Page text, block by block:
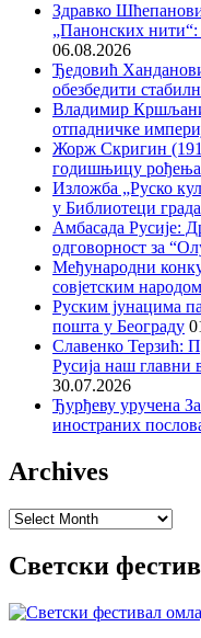
Здравко
„Панонских
06.08.2026
Ђедовић
обезбедити
Владимир
отпадничке
Жорж Скригин
годишњицу рођења
Изложба „Руско
у Библиотеци града
Амбасада Русије:
одговорност за
Међународни
совјетским
Руским јунацима
пошта у Београду
Славенко Терзић:
Русија наш главни
30.07.2026
Ђурђеву уручена
иностраних
Archives
Archives
Светски